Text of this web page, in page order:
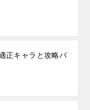
正キャラと攻略パ